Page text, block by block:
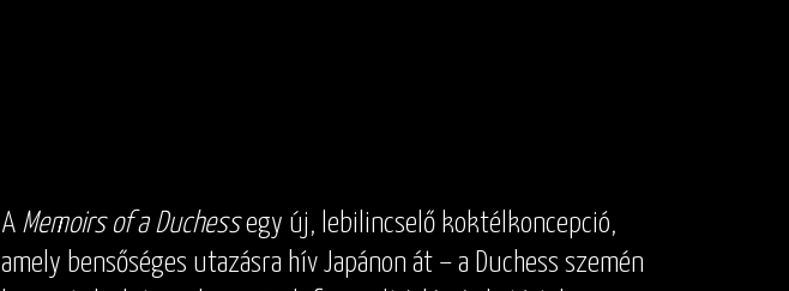
A Memoirs of a Duchessegy új, lebilincselő koktélkoncepció,
amely bensőséges utazásra hív Japánon át – a Duchess szemén